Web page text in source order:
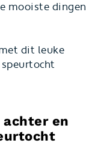
mooiste dingen
dit leuke
achter en